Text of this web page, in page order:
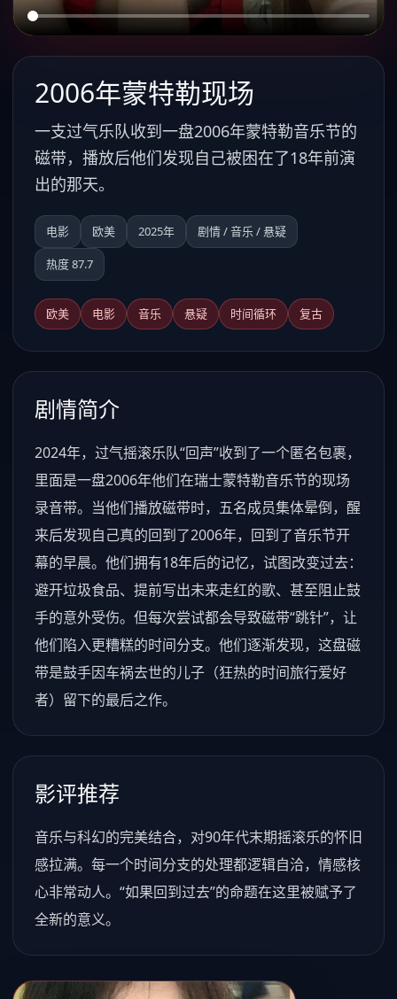
2006年蒙特勒现场
一支过气乐队收到一盘2006年蒙特勒音乐节的
磁带，播放后他们发现自己被困在了18年前演
出的那天。
电影 欧美 2025年 剧情 / 音乐 / 悬疑
热度 87.7
欧美 电影 音乐 悬疑 时间循环 复古
剧情简介
2024年，过气摇滚乐队“回声”收到了一个匿名包裹，
里面是一盘2006年他们在瑞士蒙特勒音乐节的现场
录音带。当他们播放磁带时，五名成员集体晕倒，醒
来后发现自己真的回到了2006年，回到了音乐节开
幕的早晨。他们拥有18年后的记忆，试图改变过去：
避开垃圾食品、提前写出未来走红的歌、甚至阻止鼓
手的意外受伤。但每次尝试都会导致磁带“跳针”，让
他们陷入更糟糕的时间分支。他们逐渐发现，这盘磁
带是鼓手因车祸去世的儿子（狂热的时间旅行爱好
者）留下的最后之作。
影评推荐
音乐与科幻的完美结合，对90年代末期摇滚乐的怀旧
感拉满。每一个时间分支的处理都逻辑自洽，情感核
心非常动人。“如果回到过去”的命题在这里被赋予了
全新的意义。